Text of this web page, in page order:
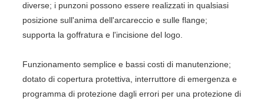
diverse; i punzoni possono essere realizzati in qualsiasi
posizione sull'anima dell'arcareccio e sulle flange;
supporta la goffratura e l'incisione del logo.
Funzionamento semplice e bassi costi di manutenzione;
dotato di copertura protettiva, interruttore di emergenza e
programma di protezione dagli errori per una protezione di